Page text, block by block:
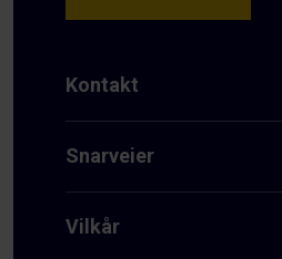
Kontakt
Snarveier
Vilkår